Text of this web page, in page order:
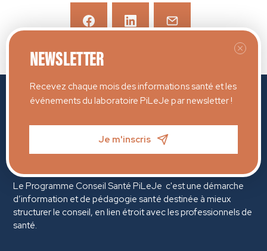
Le Programme Conseil Santé PiLeJe c'est une démarche
d’information et de pédagogie santé destinée à mieux
structurer le conseil, en lien étroit avec les professionnels de
santé.
NEWSLETTER
Recevez chaque mois des informations santé et les
événements du laboratoire PiLeJe par newsletter !
Je m'inscris